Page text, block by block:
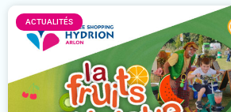
ACTUALITÉS